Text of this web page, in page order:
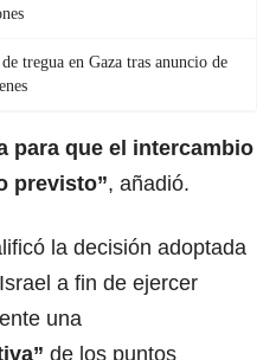
tregua en Gaza tras anuncio de
para que el intercambio
previsto”, añadió.
la decisión adoptada
a fin de ejercer
una
de los puntos